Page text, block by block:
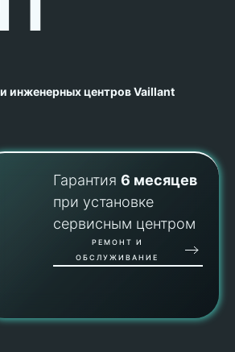
инженерных центров Vaillant
Гарантия6 месяцев
при установке
сервисным центром
РЕМОНТ И
ОБСЛУЖИВАНИЕ